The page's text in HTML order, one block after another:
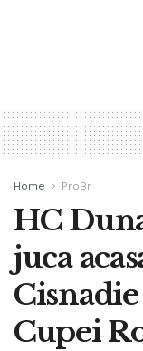
Home ProBr
HC
juca
Cupei